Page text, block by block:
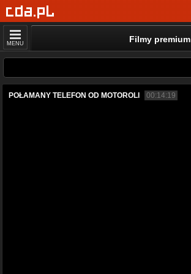
MENU Filmy premium
POŁAMANY TELEFON OD MOTOROLI 00:14:19